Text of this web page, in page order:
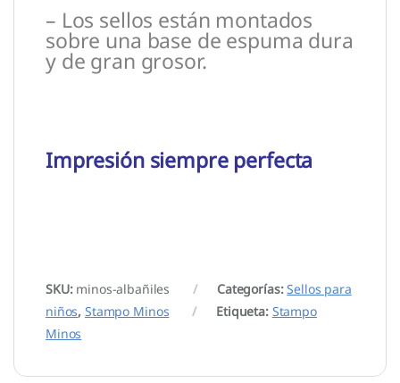
– Los sellos están montados
sobre una base de espuma dura
y de gran grosor.
Impresión siempre perfecta
SKU: minos-albañiles Categorías:Sellos para
niños,Stampo Minos Etiqueta: Stampo
Minos